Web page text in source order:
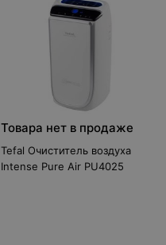
Товара нет в продаже
Tefal Очиститель воздуха
Intense Pure Air PU4025